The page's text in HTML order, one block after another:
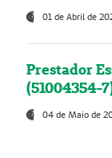
01 de Abril de
Prestador
(51004354-
04 de Maio de